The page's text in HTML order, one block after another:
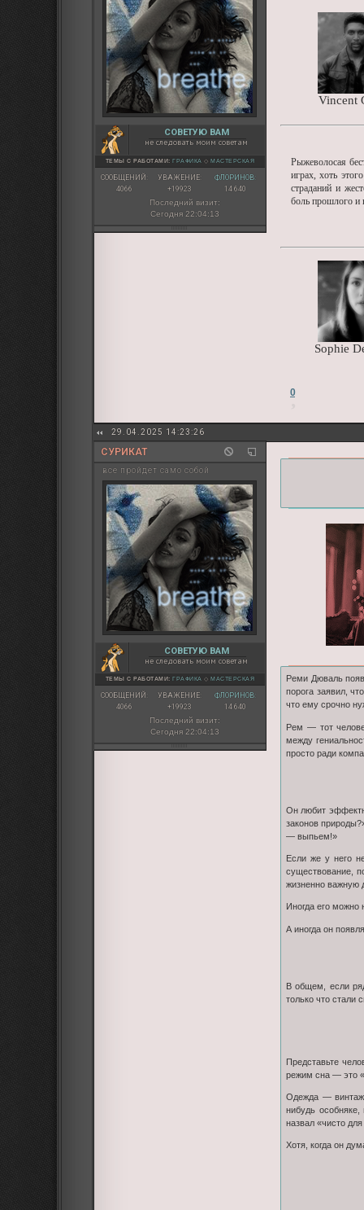
СОВЕТУЮ ВАМ
не следовать моим советам
ТЕМЫ С РАБОТАМИ:ГРАФИКА ◇МАСТЕРСКАЯ
СООБЩЕНИЙ:
4066
УВАЖЕНИЕ:
+19923
ФЛОРИНОВ:
14 640
Последний визит:
Сегодня 22:04:13
Vincent
Рыжеволосая
играх, хоть
страданий и
боль прошлого и
Sophie
0
29.04.2025 14:23:26
СУРИКАТ
все пройдет само собой
СОВЕТУЮ ВАМ
не следовать моим советам
ТЕМЫ С РАБОТАМИ: ГРАФИКА ◇ МАСТЕРСКАЯ
СООБЩЕНИЙ:
4066
УВАЖЕНИЕ:
+19923
ФЛОРИНОВ:
14 640
Последний визит:
Сегодня 22:04:13
Реми Дюваль
порога заявил,
что ему срочно
Рем — тот
между
просто ради
Он любит
законов
— выпьем!»
Если же у него
существование,
жизненно важную
Иногда его можно
А иногда он
В общем, если
только что стали
Представьте
режим сна — это
Одежда —
нибудь
назвал «чисто
Хотя, когда он